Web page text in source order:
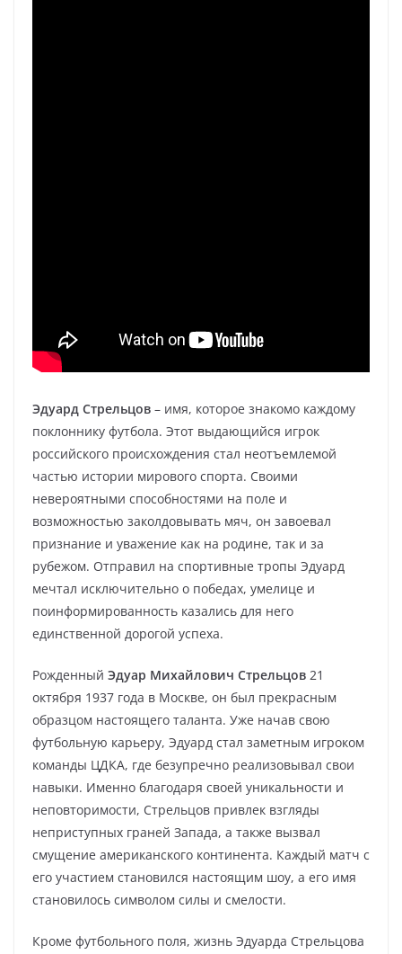
Эдуард Стрельцов – имя, которое знакомо каждому
поклоннику футбола. Этот выдающийся игрок
российского происхождения стал неотъемлемой
частью истории мирового спорта. Своими
невероятными способностями на поле и
возможностью заколдовывать мяч, он завоевал
признание и уважение как на родине, так и за
рубежом. Отправил на спортивные тропы Эдуард
мечтал исключительно о победах, умелице и
поинформированность казались для него
единственной дорогой успеха.
Рожденный Эдуар Михайлович Стрельцов 21
октября 1937 года в Москве, он был прекрасным
образцом настоящего таланта. Уже начав свою
футбольную карьеру, Эдуард стал заметным игроком
команды ЦДКА, где безупречно реализовывал свои
навыки. Именно благодаря своей уникальности и
неповторимости, Стрельцов привлек взгляды
неприступных граней Запада, а также вызвал
смущение американского континента. Каждый матч с
его участием становился настоящим шоу, а его имя
становилось символом силы и смелости.
Кроме футбольного поля, жизнь Эдуарда Стрельцова